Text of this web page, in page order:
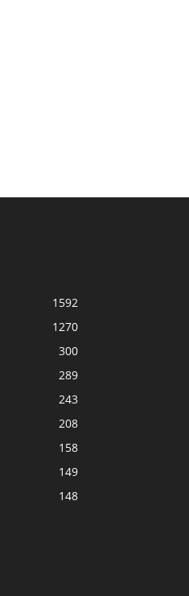
1592
1270
300
289
243
208
158
149
148